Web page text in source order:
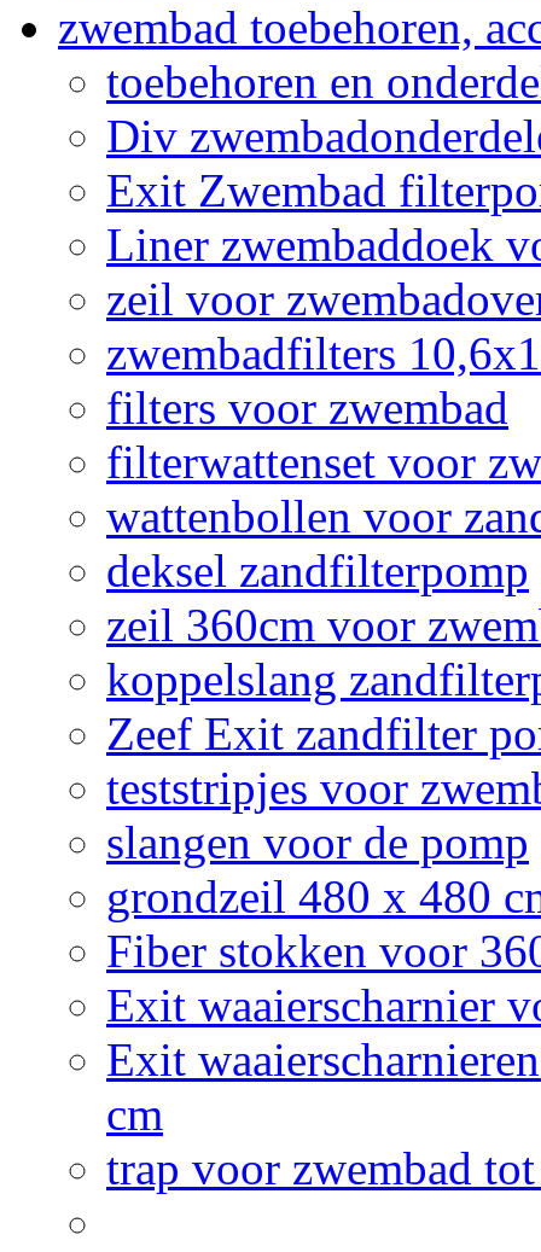
zwembad toebehoren,
toebehoren en
Div
Exit Zwembad
Liner zwembaddoek
zeil voor
zwembadfilters
filters voor zwembad
filterwattenset voor
wattenbollen voor
deksel zandfilterpomp
zeil 360cm voor
koppelslang
Zeef Exit zandfilter
teststripjes voor
slangen voor de pomp
grondzeil 480 x 480
Fiber stokken voor
Exit waaierscharnier
Exit
cm
trap voor zwembad